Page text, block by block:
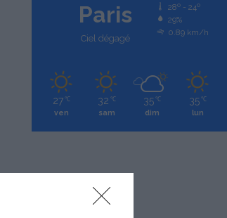
Paris
Ciel dégagé
28º - 24º
29%
0.89 km/h
27 ℃
ven
32 ℃
sam
35 ℃
dim
35 ℃
lun